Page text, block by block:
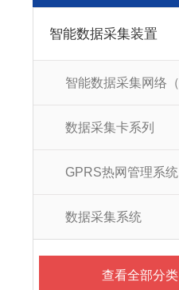
智能数据采集装置
数据采集卡系列
GPRS热网管理系统
数据采集系统
查看全部分类